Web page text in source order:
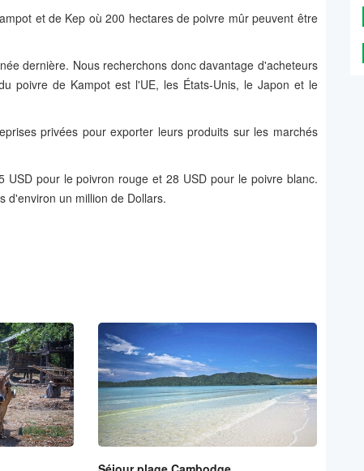
et de Kep où 200 hectares de poivre mûr peuvent être
dernière. Nous recherchons donc davantage d'acheteurs
poivre de Kampot est l'UE, les États-Unis, le Japon et le
privées pour exporter leurs produits sur les marchés
pour le poivron rouge et 28 USD pour le poivre blanc.
d'environ un million de Dollars.